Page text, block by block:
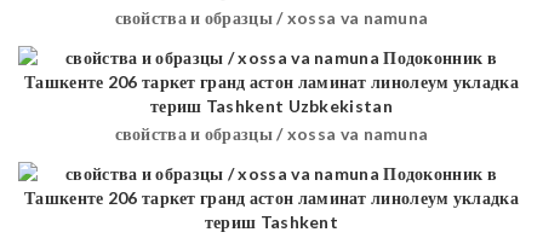
свойства и образцы / xossa va namuna
свойства и образцы / xossa va namuna